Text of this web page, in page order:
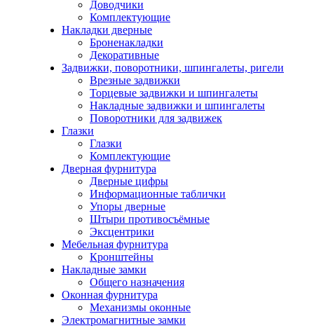
Доводчики
Комплектующие
Накладки дверные
Броненакладки
Декоративные
Задвижки, поворотники, шпингалеты, ригели
Врезные задвижки
Торцевые задвижки и шпингалеты
Накладные задвижки и шпингалеты
Поворотники для задвижек
Глазки
Глазки
Комплектующие
Дверная фурнитура
Дверные цифры
Информационные таблички
Упоры дверные
Штыри противосъёмные
Эксцентрики
Мебельная фурнитура
Кронштейны
Накладные замки
Общего назначения
Оконная фурнитура
Механизмы оконные
Электромагнитные замки